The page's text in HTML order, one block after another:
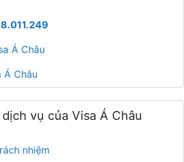
Á Châu
Á Châu
vụ của Visa Á Châu
nhiệm